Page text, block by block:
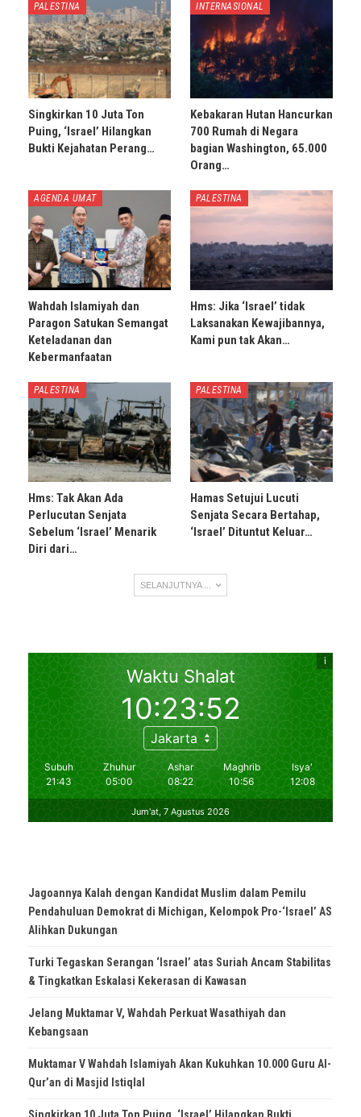
PALESTINA
Singkirkan 10 Juta Ton
Puing, ‘Israel’ Hilangkan
Bukti Kejahatan Perang…
INTERNASIONAL
Kebakaran Hutan Hancurkan
700 Rumah di Negara
bagian Washington, 65.000
Orang…
AGENDA UMAT
Wahdah Islamiyah dan
Paragon Satukan Semangat
Keteladanan dan
Kebermanfaatan
PALESTINA
Hms: Jika ‘Israel’ tidak
Laksanakan Kewajibannya,
Kami pun tak Akan…
PALESTINA
Hms: Tak Akan Ada
Perlucutan Senjata
Sebelum ‘Israel’ Menarik
Diri dari…
PALESTINA
Hamas Setujui Lucuti
Senjata Secara Bertahap,
‘Israel’ Dituntut Keluar…
SELANJUTNYA ...
Jagoannya Kalah dengan Kandidat Muslim dalam Pemilu
Pendahuluan Demokrat di Michigan, Kelompok Pro-‘Israel’ AS
Alihkan Dukungan
Turki Tegaskan Serangan ‘Israel’ atas Suriah Ancam Stabilitas
& Tingkatkan Eskalasi Kekerasan di Kawasan
Jelang Muktamar V, Wahdah Perkuat Wasathiyah dan
Kebangsaan
Muktamar V Wahdah Islamiyah Akan Kukuhkan 10.000 Guru Al-
Qur’an di Masjid Istiqlal
Singkirkan 10 Juta Ton Puing, ‘Israel’ Hilangkan Bukti